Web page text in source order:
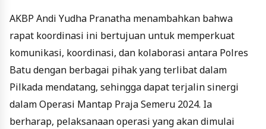
AKBP Andi Yudha Pranatha menambahkan bahwa
rapat koordinasi ini bertujuan untuk memperkuat
komunikasi, koordinasi, dan kolaborasi antara Polres
Batu dengan berbagai pihak yang terlibat dalam
Pilkada mendatang, sehingga dapat terjalin sinergi
dalam Operasi Mantap Praja Semeru 2024. Ia
berharap, pelaksanaan operasi yang akan dimulai